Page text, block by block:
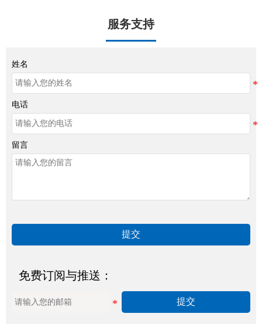
服务支持
姓名
电话
留言
提交
免费订阅与推送：
提交